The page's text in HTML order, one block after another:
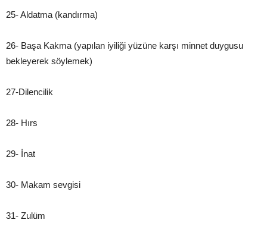
25- Aldatma (kandırma)
26- Başa Kakma (yapılan iyiliği yüzüne karşı minnet duygusu
bekleyerek söylemek)
27-Dilencilik
28- Hırs
29- İnat
30- Makam sevgisi
31- Zulüm